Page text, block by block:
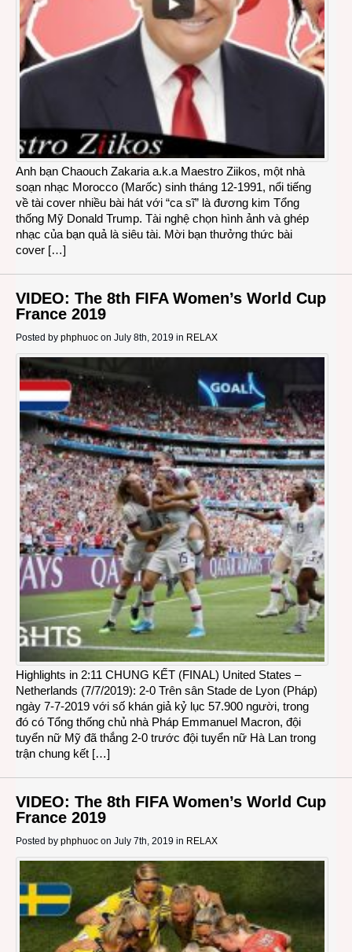
Anh bạn Chaouch Zakaria a.k.a Maestro Ziikos, một nhà
soạn nhạc Morocco (Marốc) sinh tháng 12-1991, nổi tiếng
về tài cover nhiều bài hát với “ca sĩ” là đương kim Tổng
thống Mỹ Donald Trump. Tài nghệ chọn hình ảnh và ghép
nhạc của bạn quả là siêu tài. Mời bạn thưởng thức bài
cover […]
VIDEO: The 8th FIFA Women’s World Cup
France 2019
Posted by phphuoc on July 8th, 2019 in RELAX
Highlights in 2:11 CHUNG KẾT (FINAL) United States –
Netherlands (7/7/2019): 2-0 Trên sân Stade de Lyon (Pháp)
ngày 7-7-2019 với số khán giả kỷ lục 57.900 người, trong
đó có Tổng thống chủ nhà Pháp Emmanuel Macron, đội
tuyển nữ Mỹ đã thắng 2-0 trước đội tuyển nữ Hà Lan trong
trận chung kết […]
VIDEO: The 8th FIFA Women’s World Cup
France 2019
Posted by phphuoc on July 7th, 2019 in RELAX